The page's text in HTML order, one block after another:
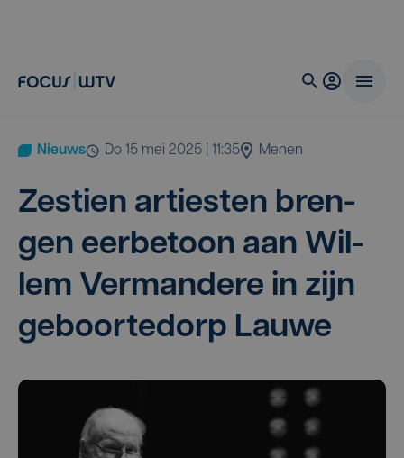
Nieuws do 15 mei 2025 | 11:35 Menen
Zes­tien arties­ten bren­
gen eer­be­toon aan Wil­
lem Ver­man­de­re in zijn
geboor­te­dorp Lauwe